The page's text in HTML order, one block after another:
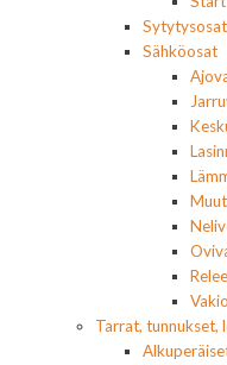
Sytytysosat
Sähköosat
Tarrat, tunnukset,